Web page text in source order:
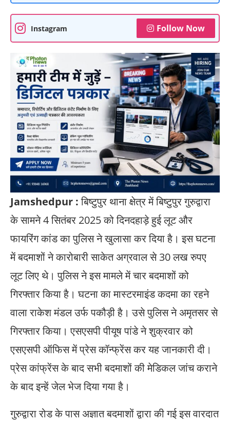
Instagram Follow Now
Jamshedpur :बिष्टुपुर थाना क्षेत्र में बिष्टुपुर गुरुद्वारा
के सामने 4 सितंबर 2025 को दिनदहाड़े हुई लूट और
फायरिंग कांड का पुलिस ने खुलासा कर दिया है। इस घटना
में बदमाशों ने कारोबारी साकेत अग्रवाल से 30 लख रुपए
लूट लिए थे। पुलिस ने इस मामले में चार बदमाशों को
गिरफ्तार किया है। घटना का मास्टरमाइंड कदमा का रहने
वाला राकेश मंडल उर्फ पकौड़ी है। उसे पुलिस ने अमृतसर से
गिरफ्तार किया। एसएसपी पीयूष पांडे ने शुक्रवार को
एसएसपी ऑफिस में प्रेस कॉन्फ्रेंस कर यह जानकारी दी।
प्रेस कांफ्रेंस के बाद सभी बदमाशों की मेडिकल जांच कराने
के बाद इन्हें जेल भेज दिया गया है।
गुरुद्वारा रोड के पास अज्ञात बदमाशों द्वारा की गई इस वारदात